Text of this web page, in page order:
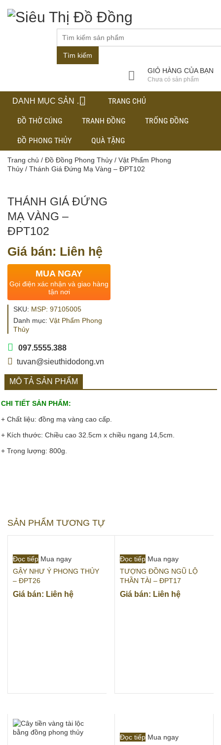
Tìm kiếm
GIỎ HÀNG CỦA BẠN
Chưa có sản phẩm
DANH MỤC SẢN PHẨM TRANG CHỦ
ĐỒ THỜ CÚNG TRANH ĐỒNG TRỐNG ĐỒNG
ĐỒ PHONG THỦY QUÀ TẶNG
Trang chủ / Đồ Đồng Phong Thủy / Vật Phẩm Phong
Thủy / Thánh Giá Đứng Mạ Vàng – ĐPT102
THÁNH GIÁ ĐỨNG
MẠ VÀNG –
ĐPT102
Giá bán: Liên hệ
MUA NGAY
Gọi điện xác nhận và giao hàng
tận nơi
SKU: MSP: 97105005
Danh mục: Vật Phẩm Phong
Thủy
097.5555.388
tuvan@sieuthidodong.vn
MÔ TẢ SẢN PHẨM
CHI TIẾT SẢN PHẨM:
+ Chất liệu: đồng mạ vàng cao cấp.
+ Kích thước: Chiều cao 32.5cm x chiều ngang 14,5cm.
+ Trọng lượng: 800g.
SẢN PHẨM TƯƠNG TỰ
Đọc tiếp Mua ngay
GẬY NHƯ Ý PHONG THỦY
– ĐPT26
Giá bán: Liên hệ
Đọc tiếp Mua ngay
TƯỢNG ĐỒNG NGŨ LỘ
THẦN TÀI – ĐPT17
Giá bán: Liên hệ
Đọc tiếp Mua ngay